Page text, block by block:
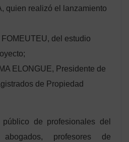
quien realizó el lanzamiento
del estudio
ELONGUE, Presidente de
de Propiedad
de profesionales del
profesores de